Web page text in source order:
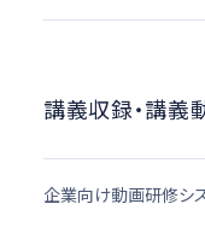
講義収録・講義
企業向け動画研修シ